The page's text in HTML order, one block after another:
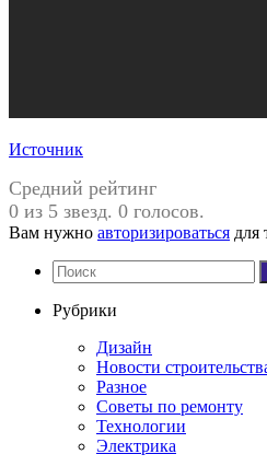
Источник
Средний рейтинг
0 из 5 звезд. 0 голосов.
Вам нужно авторизироваться для
Рубрики
Дизайн
Новости
Разное
Советы по ремонту
Технологии
Электрика